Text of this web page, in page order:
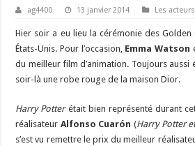
ag4400 13 janvier 2014 Les acteurs
Hier soir a eu lieu la cérémonie des
États-Unis. Pour l’occasion, Emma Watson
du meilleur film d’animation. Toujours aussi
soir-là une robe rouge de la maison Dior.
Harry Potterétait bien représenté durant
réalisateur Alfonso Cuarón (Harry Potter
s’est vu remettre le prix du meilleur